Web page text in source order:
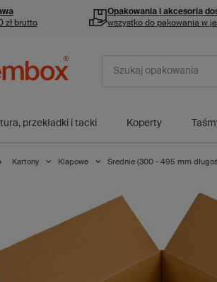
zł brutto
Opakowania i akcesoria
wszystko do pakowania w
przekładki i tacki Koperty
Kartony Klapowe Średnie (300 - 495 mm